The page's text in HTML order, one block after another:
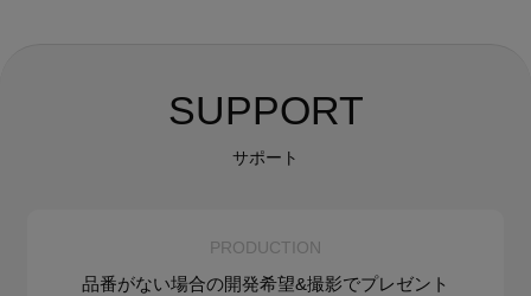
SUPPORT
サポート
PRODUCTION
品番がない場合の開発希望&撮影でプレゼント